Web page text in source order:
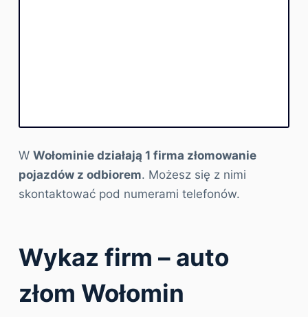
W Wołominie działają 1 firma złomowanie
pojazdów z odbiorem. Możesz się z nimi
skontaktować pod numerami telefonów.
Wykaz firm – auto
złom Wołomin